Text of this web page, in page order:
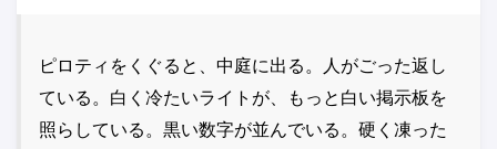
ピロティをくぐると、中庭に出る。人がごった返し
ている。白く冷たいライトが、もっと白い掲示板を
照らしている。黒い数字が並んでいる。硬く凍った